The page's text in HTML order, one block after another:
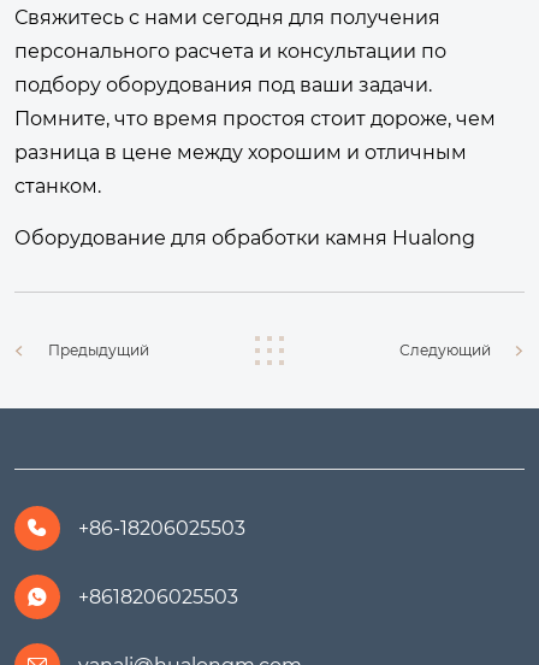
Свяжитесь с нами сегодня для получения
персонального расчета и консультации по
подбору оборудования под ваши задачи.
Помните, что время простоя стоит дороже, чем
разница в цене между хорошим и отличным
станком.
Оборудование для обработки камня Hualong
Предыдущий Следующий
 +86-18206025503
 +8618206025503